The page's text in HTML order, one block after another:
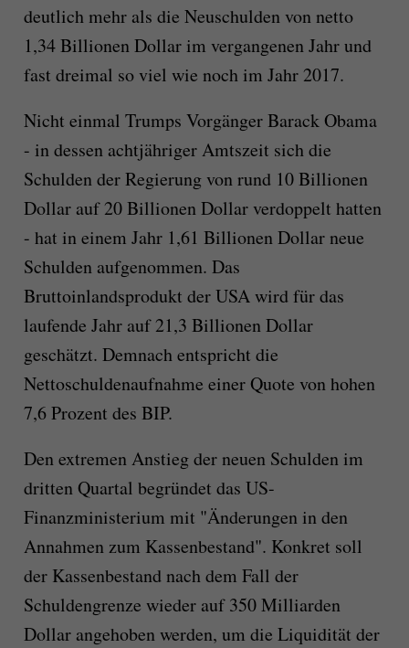
deutlich mehr als die Neuschulden von netto
1,34 Billionen Dollar im vergangenen Jahr und
fast dreimal so viel wie noch im Jahr 2017.
Nicht einmal Trumps Vorgänger Barack Obama
- in dessen achtjähriger Amtszeit sich die
Schulden der Regierung von rund 10 Billionen
Dollar auf 20 Billionen Dollar verdoppelt hatten
- hat in einem Jahr 1,61 Billionen Dollar neue
Schulden aufgenommen. Das
Bruttoinlandsprodukt der USA wird für das
laufende Jahr auf 21,3 Billionen Dollar
geschätzt. Demnach entspricht die
Nettoschuldenaufnahme einer Quote von hohen
7,6 Prozent des BIP.
Den extremen Anstieg der neuen Schulden im
dritten Quartal begründet das US-
Finanzministerium mit "Änderungen in den
Annahmen zum Kassenbestand". Konkret soll
der Kassenbestand nach dem Fall der
Schuldengrenze wieder auf 350 Milliarden
Dollar angehoben werden, um die Liquidität der